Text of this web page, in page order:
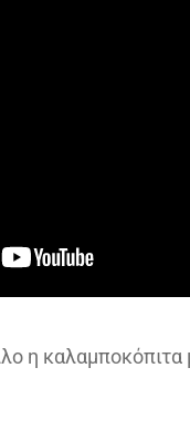
η καλαμποκόπιτα